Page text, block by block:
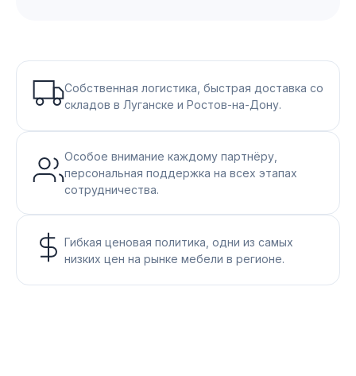
Собственная логистика, быстрая доставка со
складов в Луганске и Ростов-на-Дону.
Особое внимание каждому партнёру,
персональная поддержка на всех этапах
сотрудничества.
Гибкая ценовая политика, одни из самых
низких цен на рынке мебели в регионе.